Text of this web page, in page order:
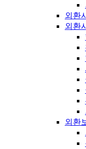
외환
외환
외환